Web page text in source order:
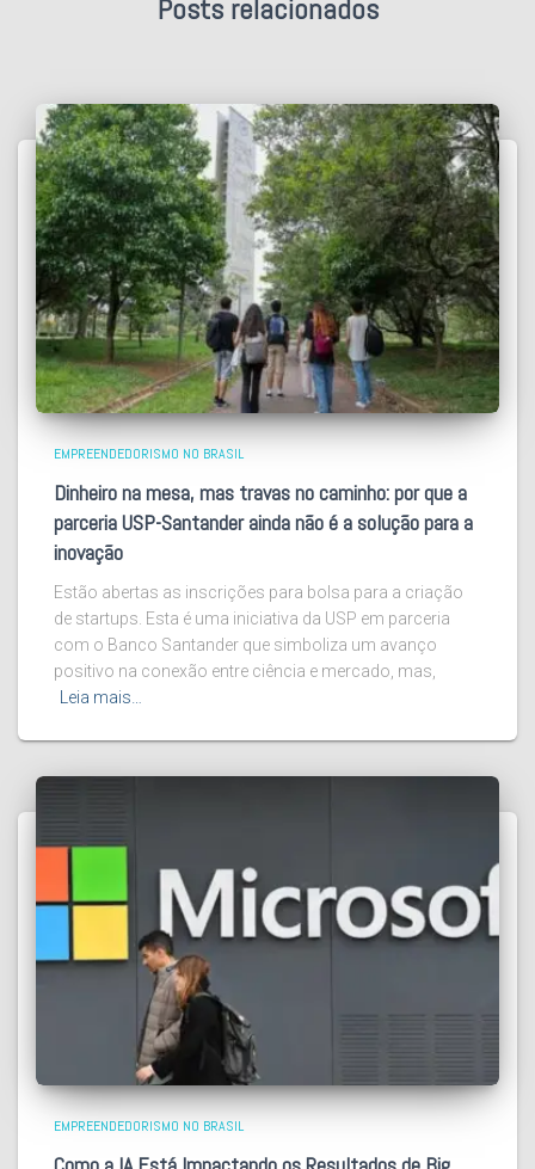
Posts relacionados
EMPREENDEDORISMO NO BRASIL
Dinheiro na mesa, mas travas no caminho: por que a
parceria USP-Santander ainda não é a solução para a
inovação
Estão abertas as inscrições para bolsa para a criação
de startups. Esta é uma iniciativa da USP em parceria
com o Banco Santander que simboliza um avanço
positivo na conexão entre ciência e mercado, mas,
Leia mais…
EMPREENDEDORISMO NO BRASIL